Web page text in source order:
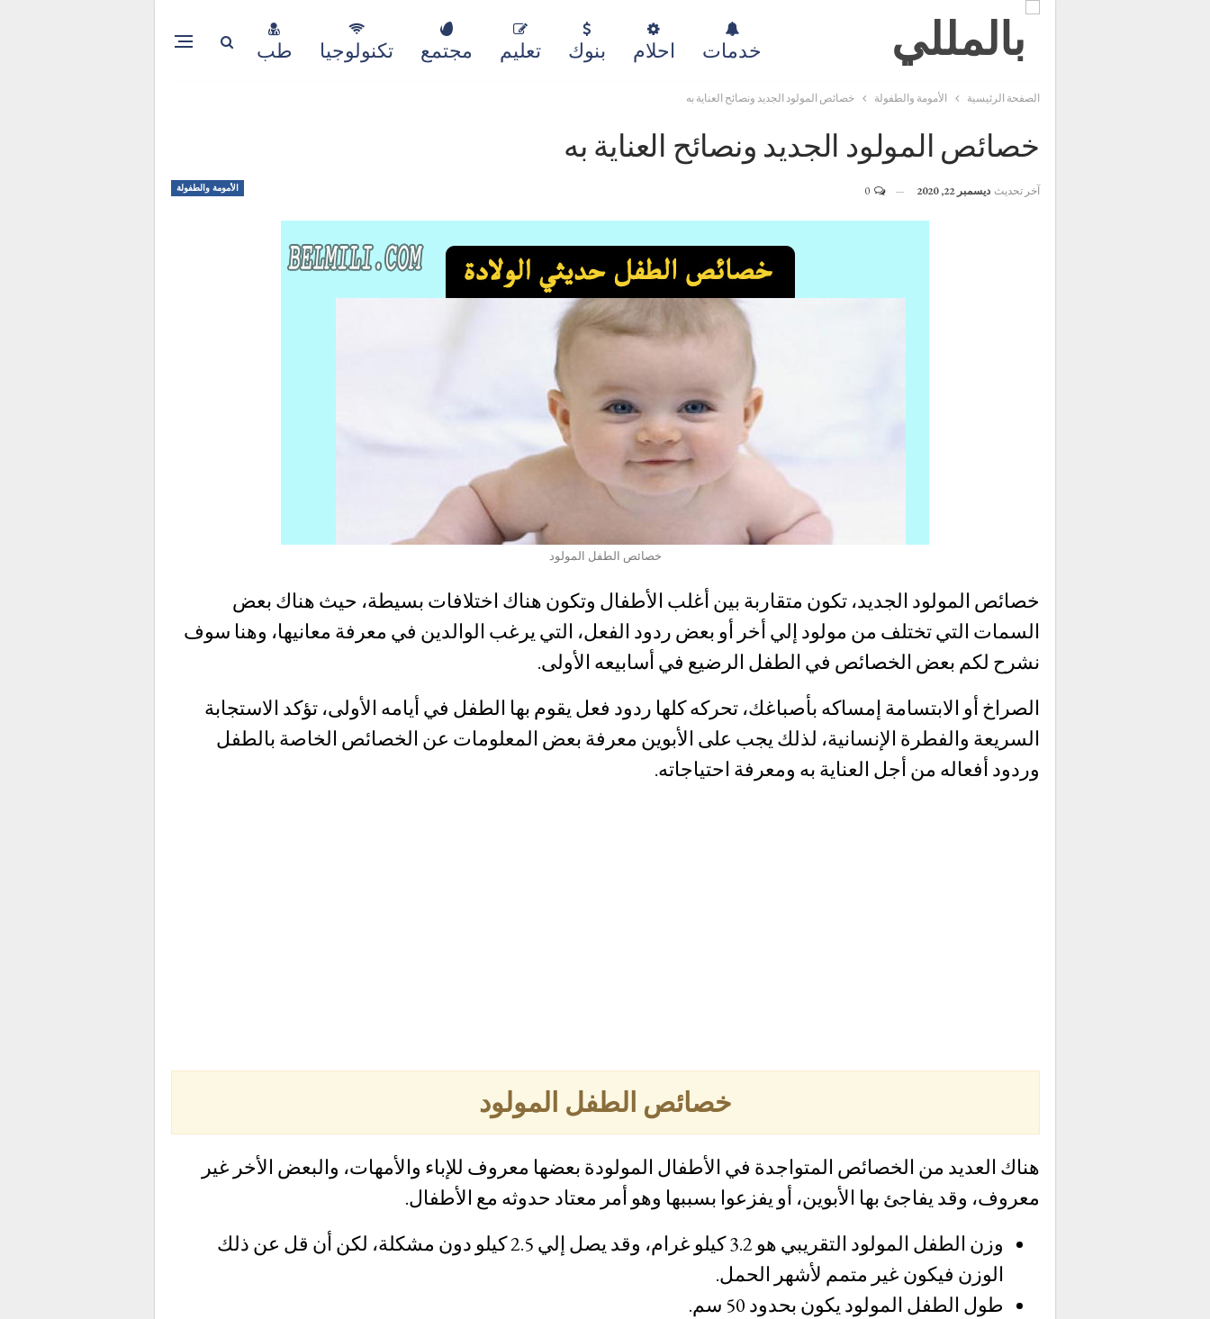
خدمات احلام بنوك تعليم مجتمع تكنولوجيا طب
الصفحة الرئيسية الأمومة والطفولة خصائص المولود الجديد ونصائح العناية به
خصائص المولود الجديد ونصائح العناية به
الأمومة والطفولة آخر تحديث ديسمبر 22, 2020 0
خصائص الطفل المولود
خصائص المولود الجديد، تكون متقاربة بين أغلب الأطفال وتكون هناك اختلافات بسيطة، حيث هناك بعض
السمات التي تختلف من مولود إلي أخر أو بعض ردود الفعل، التي يرغب الوالدين في معرفة معانيها، وهنا سوف
نشرح لكم بعض الخصائص في الطفل الرضيع في أسابيعه الأولى.
الصراخ أو الابتسامة إمساكه بأصباغك، تحركه كلها ردود فعل يقوم بها الطفل في أيامه الأولى، تؤكد الاستجابة
السريعة والفطرة الإنسانية، لذلك يجب على الأبوين معرفة بعض المعلومات عن الخصائص الخاصة بالطفل
وردود أفعاله من أجل العناية به ومعرفة احتياجاته.
خصائص الطفل المولود
هناك العديد من الخصائص المتواجدة في الأطفال المولودة بعضها معروف للإباء والأمهات، والبعض الأخر غير
معروف، وقد يفاجئ بها الأبوين، أو يفزعوا بسببها وهو أمر معتاد حدوثه مع الأطفال.
وزن الطفل المولود التقريبي هو 3.2 كيلو غرام، وقد يصل إلي 2.5 كيلو دون مشكلة، لكن أن قل عن ذلك
الوزن فيكون غير متمم لأشهر الحمل.
طول الطفل المولود يكون بحدود 50 سم.